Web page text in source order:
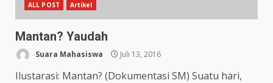
ALL POST Artikel
Mantan? Yaudah
Suara Mahasiswa Juli 13, 2016
Ilustarasi: Mantan? (Dokumentasi SM) Suatu hari,